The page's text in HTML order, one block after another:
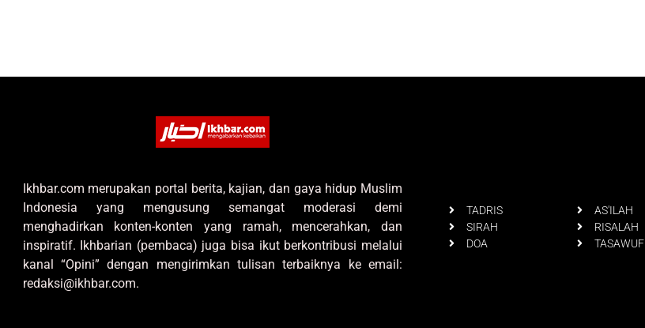
Ikhbar.com merupakan portal berita, kajian, dan gaya hidup Muslim
Indonesia yang mengusung semangat moderasi demi
menghadirkan konten-konten yang ramah, mencerahkan, dan
inspiratif. Ikhbarian (pembaca) juga bisa ikut berkontribusi melalui
kanal “Opini” dengan mengirimkan tulisan terbaiknya ke email:
redaksi@ikhbar.com.
TADRIS
SIRAH
DOA
AS'ILAH
RISALAH
TASAWUF